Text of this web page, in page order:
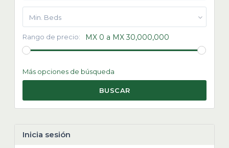
Min. Beds
Rango de precio: MX 0 a MX 30,000,000
Más opciones de búsqueda
BUSCAR
Inicia sesión